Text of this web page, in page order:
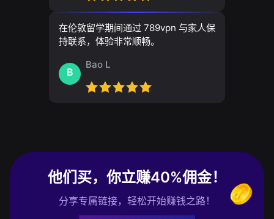
在伦敦留学期间通过 789vpn 与家人保
持联系，体验非常顺畅。
B
Bao L
他们买，你立赚40%佣金！
分享专属链接，轻松开始赚钱之路！